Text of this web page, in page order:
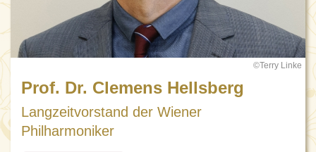
©Terry Linke
Prof. Dr. Clemens Hellsberg
Langzeitvorstand der Wiener
Philharmoniker